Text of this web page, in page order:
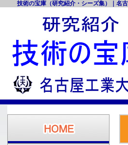
技術の宝庫（研究紹介・シーズ集）｜名